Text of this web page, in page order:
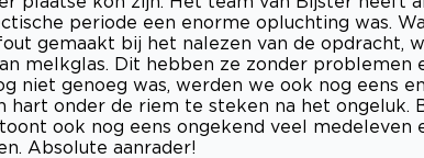
periode een enorme opluchting was.
gemaakt bij het nalezen van de opdracht,
melkglas. Dit hebben ze zonder problemen
niet genoeg was, werden we ook nog eens
hart onder de riem te steken na het ongeluk.
ook nog eens ongekend veel medeleven
Absolute aanrader!